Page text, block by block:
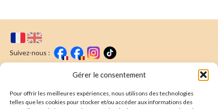
Gérer le consentement
Pour offrir les meilleures expériences, nous utilisons des technologies
telles que les cookies pour stocker et/ou accéder aux informations des
Suivez-nous :
Nous écrire
Newsletter